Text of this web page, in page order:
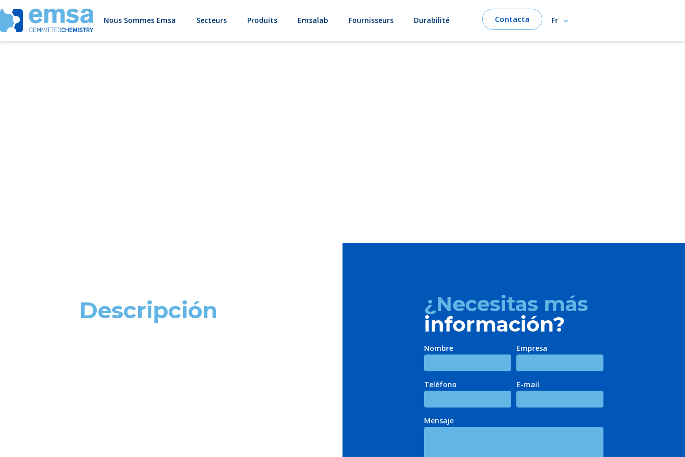
Nous Sommes Emsa Secteurs Produits Emsalab Fournisseurs Durabilité Contacta Fr
Descripción
¿Necesitas más
información?
Nombre Empresa
Teléfono E-mail
Mensaje